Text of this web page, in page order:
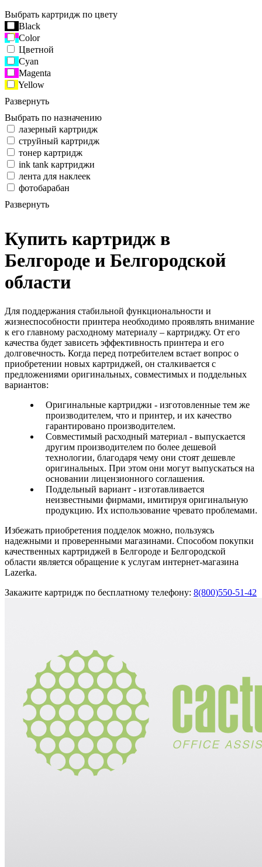
Выбрать картридж по цвету
Black
Color
Цветной
Cyan
Magenta
Yellow
Развернуть
Выбрать по назначению
лазерный картридж
струйный картридж
тонер картридж
ink tank картриджи
лента для наклеек
фотобарабан
Развернуть
Купить картридж в
Белгороде и Белгородской
области
Для поддержания стабильной функциональности и
жизнеспособности принтера необходимо проявлять внимание
к его главному расходному материалу – картриджу. От его
качества будет зависеть эффективность принтера и его
долговечность. Когда перед потребителем встает вопрос о
приобретении новых картриджей, он сталкивается с
предложениями оригинальных, совместимых и поддельных
вариантов:
Оригинальные картриджи - изготовленные тем же
производителем, что и принтер, и их качество
гарантировано производителем.
Совместимый расходный материал - выпускается
другим производителем по более дешевой
технологии, благодаря чему они стоят дешевле
оригинальных. При этом они могут выпускаться на
основании лицензионного соглашения.
Поддельный вариант - изготавливается
неизвестными фирмами, имитируя оригинальную
продукцию. Их использование чревато проблемами.
Избежать приобретения подделок можно, пользуясь
надежными и проверенными магазинами. Способом покупки
качественных картриджей в Белгороде и Белгородской
области является обращение к услугам интернет-магазина
Lazerka.
Закажите картридж по бесплатному телефону: 8(800)550-51-42